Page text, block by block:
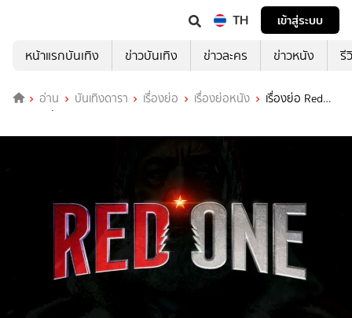
TH
เข้าสู่ระบบ
หน้าแรกบันเทิง
ข่าวบันเทิง ข่าวละคร ข่าวหนัง รี
อ่าน บันเทิงดารา เรื่องย่อ เรื่องย่อหนัง
เรื่องย่อ Red
One เรดวัน